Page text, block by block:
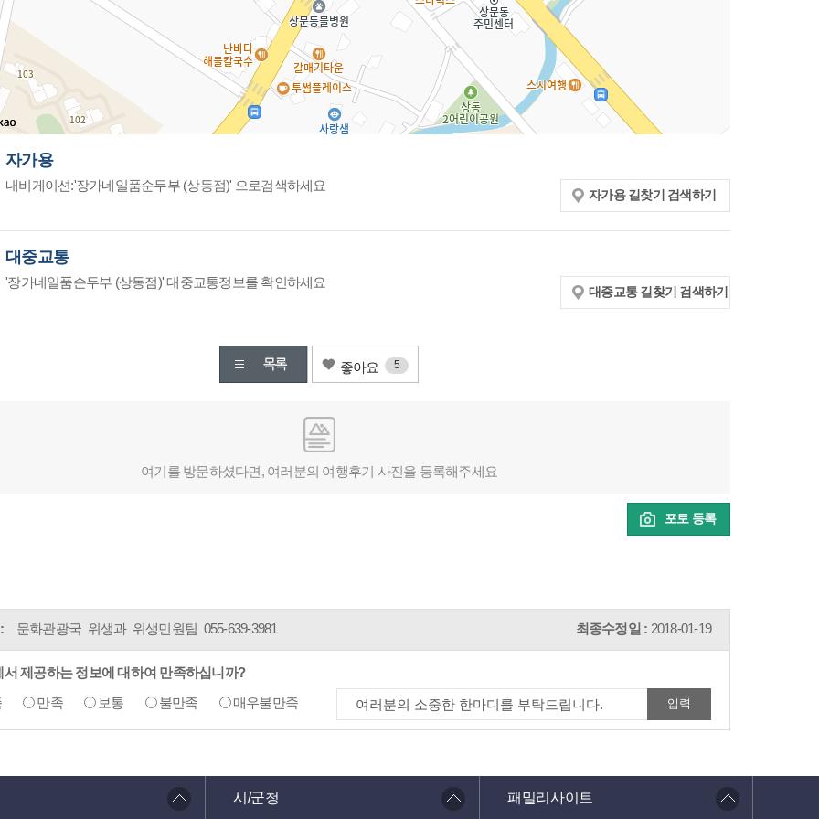
자가용
내비게이션:'장가네일품순두부 (상동점)' 으로검색하세요
자가용 길찾기 검색하기
대중교통
'장가네일품순두부 (상동점)' 대중교통정보를 확인하세요
대중교통 길찾기 검색하기
좋아요 5
여기를 방문하셨다면, 여러분의 여행후기 사진을 등록해주세요
포토 등록
문화관광국 위생과 위생민원팀 055-639-3981 최종수정일 : 2018-01-19
서 제공하는 정보에 대하여 만족하십니까?
만족 보통 불만족 매우불만족
시/군청 패밀리사이트